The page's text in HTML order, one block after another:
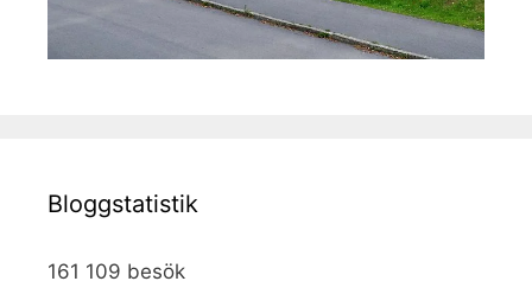
Bloggstatistik
161 109 besök